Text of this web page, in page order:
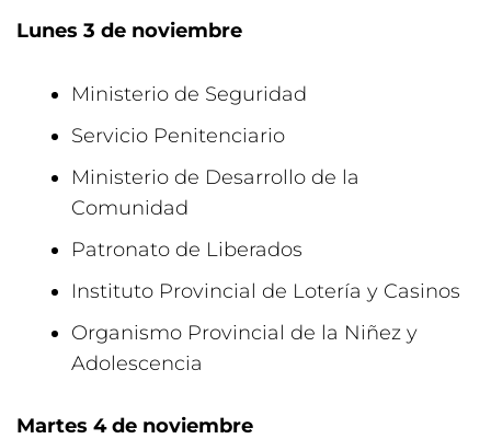
Lunes 3 de noviembre
Ministerio de Seguridad
Servicio Penitenciario
Ministerio de Desarrollo de la
Comunidad
Patronato de Liberados
Instituto Provincial de Lotería y Casinos
Organismo Provincial de la Niñez y
Adolescencia
Martes 4 de noviembre